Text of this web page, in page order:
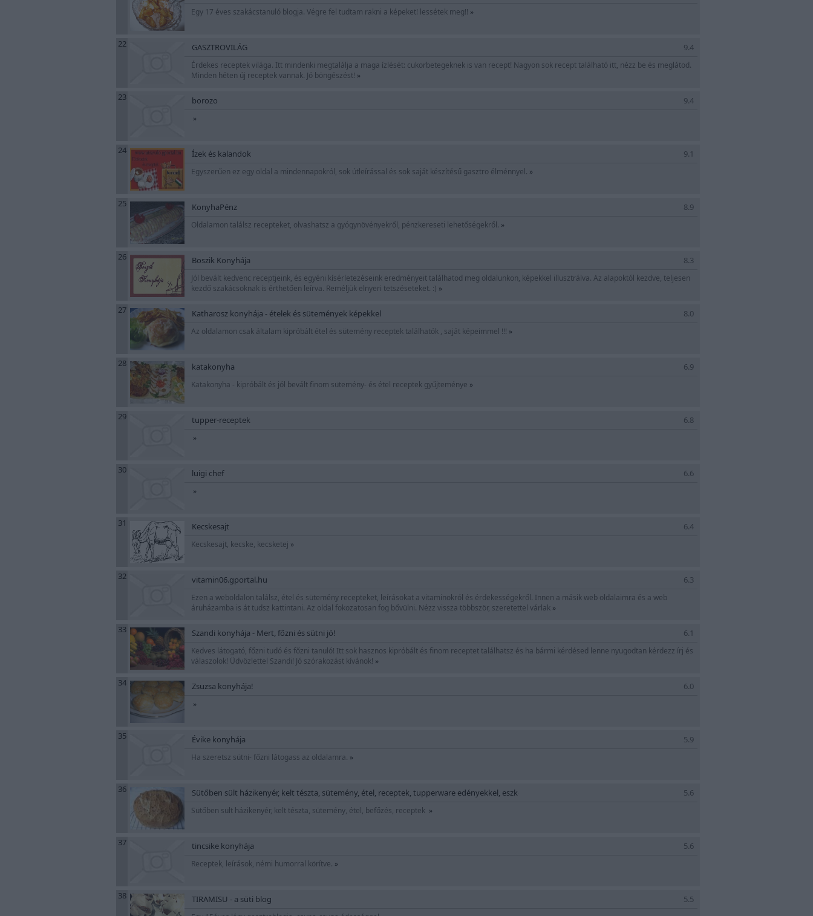
Egy 17 éves szakácstanuló blogja. Végre fel tudtam rakni a képeket! lessétek meg!! »
22 9.4
GASZTROVILÁG
Érdekes receptek világa. Itt mindenki megtalálja a maga ízlését: cukorbetegeknek is van recept! Nagyon sok recept található itt, nézz be és meglátod.
Minden héten új receptek vannak. Jó böngészést! »
23 9.4
borozo
»
24 9.1
Ízek és kalandok
Egyszerűen ez egy oldal a mindennapokról, sok útleírással és sok saját készítésű gasztro élménnyel. »
25 8.9
KonyhaPénz
Oldalamon találsz recepteket, olvashatsz a gyógynövényekről, pénzkereseti lehetőségekről. »
26 8.3
Boszik Konyhája
Jól bevált kedvenc receptjeink, és egyéni kísérletezéseink eredményeit találhatod meg oldalunkon, képekkel illusztrálva. Az alapoktól kezdve, teljesen
kezdő szakácsoknak is érthetően leírva. Reméljük elnyeri tetszéseteket. :) »
27 8.0
Katharosz konyhája - ételek és sütemények képekkel
Az oldalamon csak általam kipróbált étel és sütemény receptek találhatók , saját képeimmel !!! »
28 6.9
katakonyha
Katakonyha - kipróbált és jól bevált finom sütemény- és étel receptek gyűjteménye »
29 6.8
tupper-receptek
»
30 6.6
luigi chef
»
31 6.4
Kecskesajt
Kecskesajt, kecske, kecsketej »
32 6.3
vitamin06.gportal.hu
Ezen a weboldalon találsz, étel és sütemény recepteket, leírásokat a vitaminokról és érdekességekről. Innen a másik web oldalaimra és a web
áruházamba is át tudsz kattintani. Az oldal fokozatosan fog bővülni. Nézz vissza többször, szeretettel várlak »
33 6.1
Szandi konyhája - Mert, főzni és sütni jó!
Kedves látogató, főzni tudó és főzni tanuló! Itt sok hasznos kipróbált és finom receptet találhatsz és ha bármi kérdésed lenne nyugodtan kérdezz írj és
válaszolok! Üdvözlettel Szandi! Jó szórakozást kívánok! »
34 6.0
Zsuzsa konyhája!
»
35 5.9
Évike konyhája
Ha szeretsz sütni- főzni látogass az oldalamra. »
36 5.6
Sütőben sült házikenyér, kelt tészta, sütemény, étel, receptek, tupperware edényekkel, eszközökkel
Sütőben sült házikenyér, kelt tészta, sütemény, étel, befőzés, receptek »
37 5.6
tincsike konyhája
Receptek, leírások, némi humorral körítve. »
38 5.5
TIRAMISU - a süti blog